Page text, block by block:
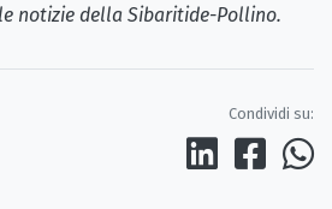
notizie della Sibaritide-Pollino.
Condividi su: